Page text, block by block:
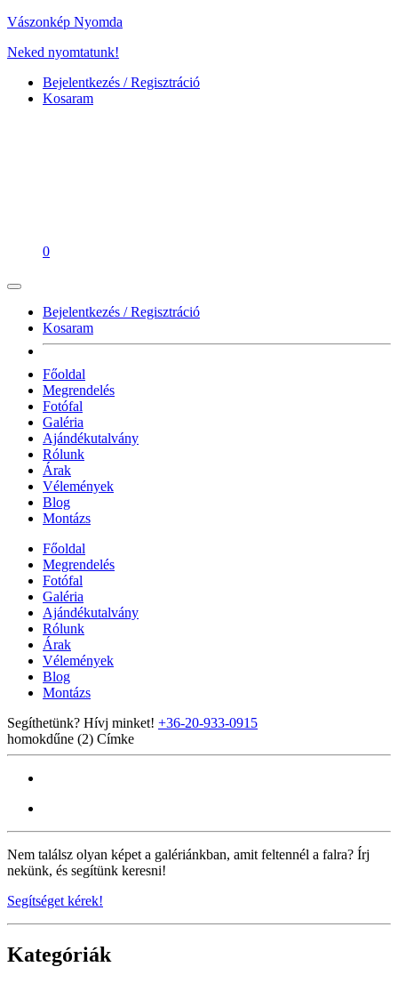
Vászonkép Nyomda
Neked nyomtatunk!
Bejelentkezés / Regisztráció
Kosaram
0
Bejelentkezés / Regisztráció
Kosaram
Főoldal
Megrendelés
Fotófal
Galéria
Ajándékutalvány
Rólunk
Árak
Vélemények
Blog
Montázs
Főoldal
Megrendelés
Fotófal
Galéria
Ajándékutalvány
Rólunk
Árak
Vélemények
Blog
Montázs
Segíthetünk? Hívj minket! +36-20-933-0915
homokdűne (2) Címke
Nem találsz olyan képet a galériánkban, amit feltennél a falra? Írj
nekünk, és segítünk keresni!
Segítséget kérek!
Kategóriák